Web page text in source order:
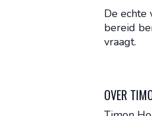
De echte
bereid
vraagt.
OVER